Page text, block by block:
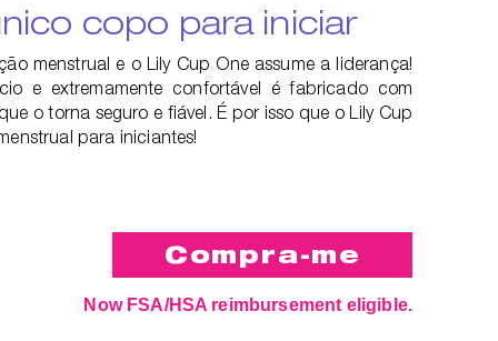
copo para iniciar
menstrual e o Lily Cup One assume a liderança!
e extremamente confortável é fabricado com
o torna seguro e fiável. É por isso que o Lily Cup
para iniciantes!
Now FSA/HSA reimbursement eligible.